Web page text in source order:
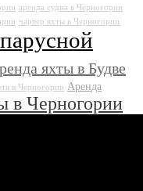
аренда судна в Черногории
чартер яхты в Черногории
яхты в Будве
в Черногории Аренда
в Черногории